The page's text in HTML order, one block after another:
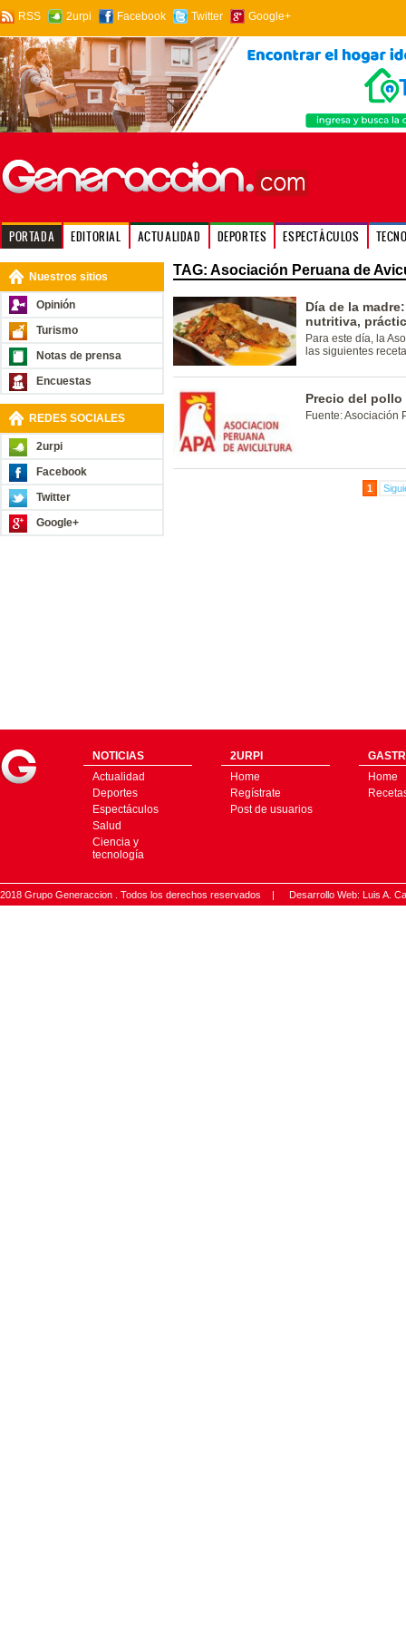
RSS 2urpi Facebook Twitter Google+
PORTADA EDITORIAL ACTUALIDAD DEPORTES ESPECTÁCULOS
Nuestros sitios
Opinión
Turismo
Notas de prensa
Encuestas
REDES SOCIALES
2urpi
Facebook
Twitter
Google+
TAG: Asociación Peruana de
Día de la
nutritiva,
Para este día, la
las siguientes
Precio del
Fuente: Asociación
1
NOTICIAS
Actualidad
Deportes
Espectáculos
Salud
Ciencia y
tecnología
2URPI
Home
Regístrate
Post de usuarios
Home
2018 Grupo Generaccion . Todos los derechos reservados | Desarrollo Web: Luis